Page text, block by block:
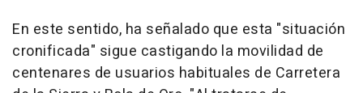
En este sentido, ha señalado que esta "situación
cronificada" sigue castigando la movilidad de
centenares de usuarios habituales de Carretera